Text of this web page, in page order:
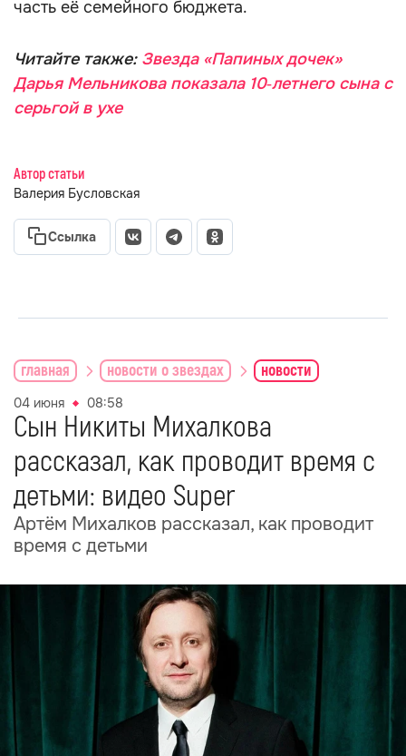
часть её семейного бюджета.
Читайте также: Звезда «Папиных дочек»
Дарья Мельникова показала 10‑летнего сына с
серьгой в ухе
Автор статьи
Валерия Бусловская
Ссылка
главная новости о звездах новости
04 июня 08:58
Сын Никиты Михалкова
рассказал, как проводит время с
детьми: видео Super
Артём Михалков рассказал, как проводит
время с детьми